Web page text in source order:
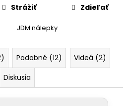
JDM nálepky
Strážiť Zdieľať
Podobné (12)
Videá (2)
Diskusia